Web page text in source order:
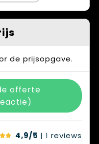
de prijsopgave.
offerte
4,9/5 | 1 reviews